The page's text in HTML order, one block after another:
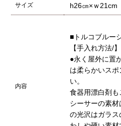
サイズ h26㎝×ｗ21cm
内容
■トルコブルー
【手入れ方法/】
●永く屋外に置
は柔らかいス
い。
食器用漂白剤も
シーサーの素
の光沢はガラ